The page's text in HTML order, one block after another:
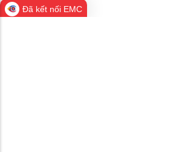
Đã kết nối EMC